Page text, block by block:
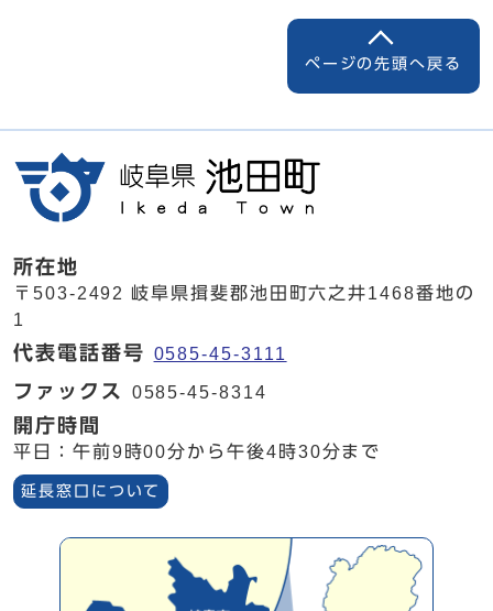
ページの先頭へ戻る
所在地
〒503-2492 岐阜県揖斐郡池田町六之井1468番地の
1
代表電話番号 0585-45-3111
ファックス 0585-45-8314
開庁時間
平日：午前9時00分から午後4時30分まで
延長窓口について